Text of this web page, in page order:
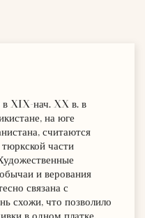
XIX-нач. XX в. в
на юге
считаются
части
и верования
связана с
схожи, что позволило